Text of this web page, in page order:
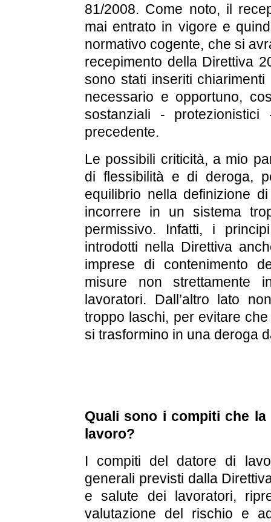
81/2008. Come noto, il
mai entrato in vigore e
normativo cogente, che si
recepimento della Direttiva
sono stati inseriti
necessario e opportuno,
sostanziali -
precedente.
Le possibili criticità, a mio
di flessibilità e di deroga,
equilibrio nella definizione
incorrere in un sistema
permissivo. Infatti, i
introdotti nella Direttiva
imprese di contenimento
misure non strettamente
lavoratori. Dall’altro lato
troppo laschi, per evitare
si trasformino in una deroga
Quali sono i compiti che
lavoro?
I compiti del datore di
generali previsti dalla
e salute dei lavoratori,
valutazione del rischio e